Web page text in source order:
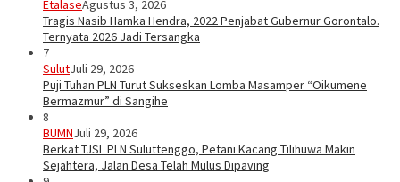
EtalaseAgustus 3, 2026
Tragis Nasib Hamka Hendra, 2022 Penjabat Gubernur Gorontalo.
Ternyata 2026 Jadi Tersangka
7
SulutJuli 29, 2026
Puji Tuhan PLN Turut Sukseskan Lomba Masamper “Oikumene
Bermazmur” di Sangihe
8
BUMNJuli 29, 2026
Berkat TJSL PLN Suluttenggo, Petani Kacang Tilihuwa Makin
Sejahtera, Jalan Desa Telah Mulus Dipaving